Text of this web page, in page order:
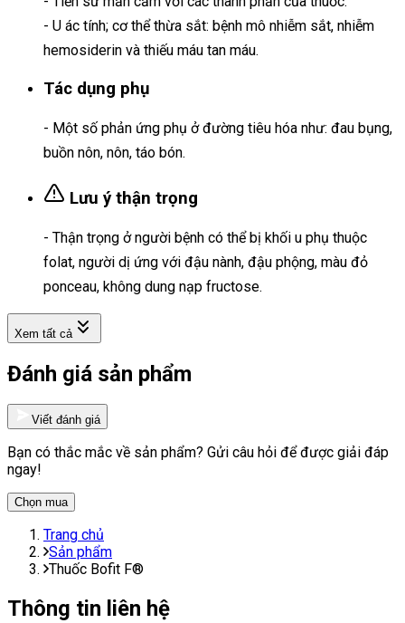
- U ác tính; cơ thể thừa sắt: bệnh mô nhiễm sắt, nhiễm
hemosiderin và thiếu máu tan máu.
Tác dụng phụ
- Một số phản ứng phụ ở đường tiêu hóa như: đau bụng,
buồn nôn, nôn, táo bón.
Lưu ý thận trọng
- Thận trọng ở người bệnh có thể bị khối u phụ thuộc
folat, người dị ứng với đậu nành, đậu phộng, màu đỏ
ponceau, không dung nạp fructose.
Xem tất cả
Đánh giá sản phẩm
Viết đánh giá
Bạn có thắc mắc về sản phẩm? Gửi câu hỏi để được giải đáp
ngay!
Chọn mua
Trang chủ
Sản phẩm
Thuốc Bofit F®
Thông tin liên hệ